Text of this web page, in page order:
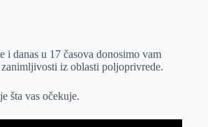
i danas u 17 časova donosimo vam
iz oblasti poljoprivrede.
šta vas očekuje.